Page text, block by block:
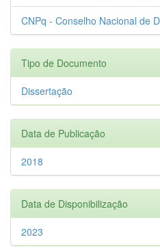
CNPq - Conselho Nacional de
Tipo de Documento
Dissertação
Data de Publicação
2018
Data de Disponibilização
2023